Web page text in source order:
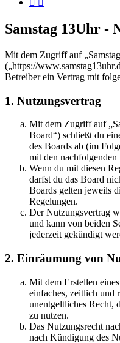
Samstag 13Uhr -
Mit dem Zugriff auf
(„https://
Betreiber ein Vertrag mit
1. Nutzungsvertrag
Mit dem Zugriff auf
Board“) schließt du
des Boards ab (im
mit den nachfolgenden
Wenn du mit diesen
darfst du das Board
Boards gelten jeweils
Regelungen.
Der Nutzungsvertrag
und kann von beiden
jederzeit gekündigt
2. Einräumung von
Mit dem Erstellen
einfaches, zeitlich und
unentgeltliches Recht,
zu nutzen.
Das Nutzungsrecht
nach Kündigung des